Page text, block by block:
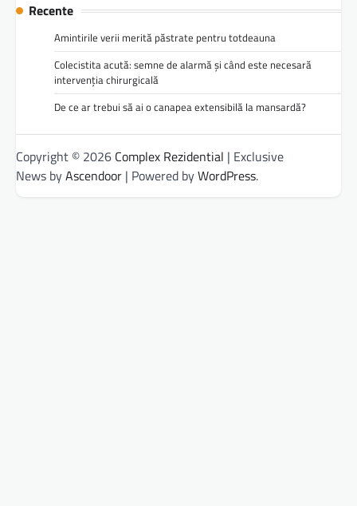
Recente
Amintirile verii merită păstrate pentru totdeauna
Colecistita acută: semne de alarmă și când este necesară
intervenția chirurgicală
De ce ar trebui să ai o canapea extensibilă la mansardă?
Copyright © 2026 Complex Rezidential | Exclusive
News byAscendoor | Powered byWordPress.